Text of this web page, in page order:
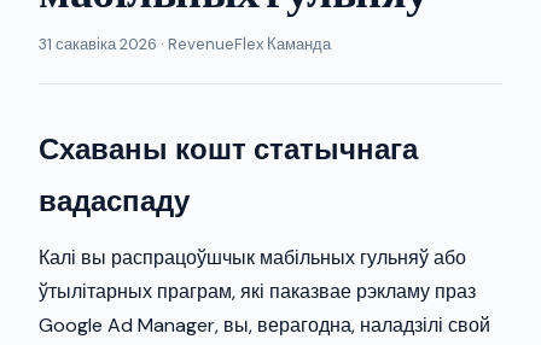
31 сакавіка 2026 · RevenueFlex Каманда
Схаваны кошт статычнага
вадаспаду
Калі вы распрацоўшчык мабільных гульняў або
ўтылітарных праграм, які паказвае рэкламу праз
Google Ad Manager, вы, верагодна, наладзілі свой